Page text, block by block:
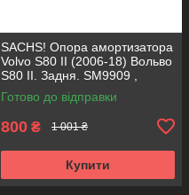
SACHS! Опора амортизатора
Volvo S80 II (2006-18) Вольво
S80 II. Задня. SM9909 ,
802416 , KB952.10 ,
VKDA40436
Готово до відправки
800 ₴ 1 001 ₴
Купити